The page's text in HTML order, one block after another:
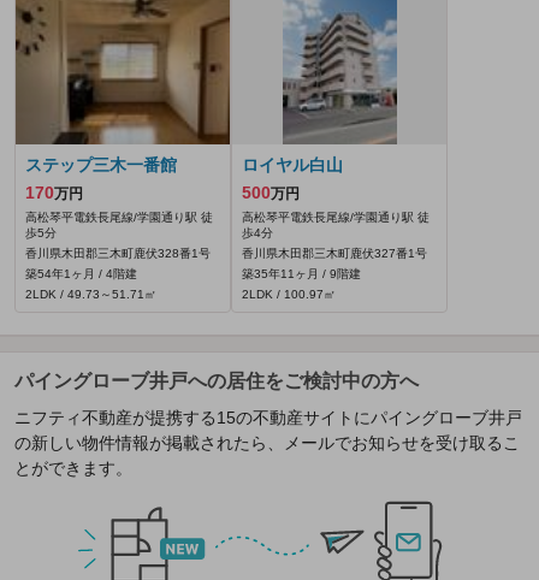
ステップ三木一番館
170万円
高松琴平電鉄長尾線/学園通り駅 徒
歩5分
香川県木田郡三木町鹿伏328番1号
築54年1ヶ月 / 4階建
2LDK / 49.73～51.71㎡
ロイヤル白山
500万円
高松琴平電鉄長尾線/学園通り駅 徒
歩4分
香川県木田郡三木町鹿伏327番1号
築35年11ヶ月 / 9階建
2LDK / 100.97㎡
パイングローブ井戸への居住をご検討中の方へ
ニフティ不動産が提携する15の不動産サイトにパイングローブ井戸
の新しい物件情報が掲載されたら、メールでお知らせを受け取るこ
とができます。